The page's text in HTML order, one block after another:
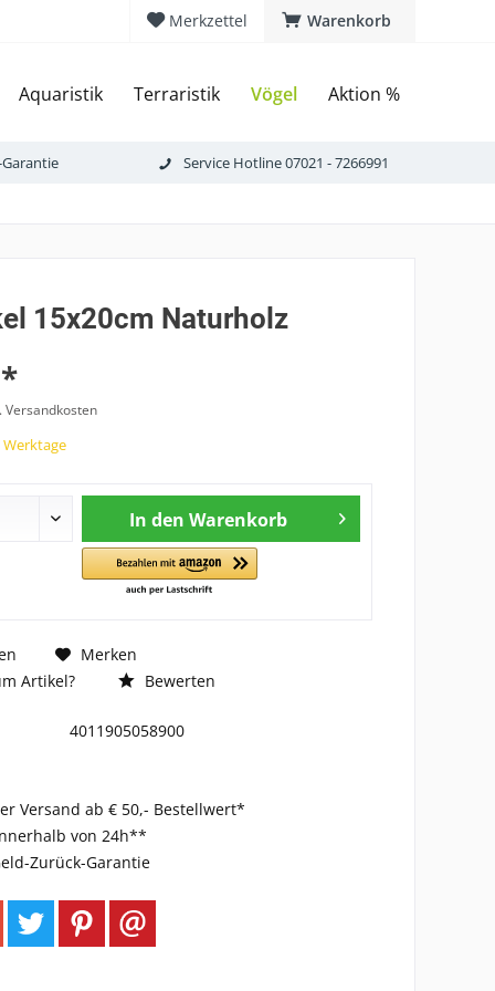
Warenkorb
Merkzettel
Aquaristik Terraristik Vögel Aktion %
Service Hotline 07021 - 7266991
15x20cm Naturholz
Versandkosten
In den Warenkorb
Merken
Artikel?
Bewerten
4011905058900
Versand ab € 50,- Bestellwert*
von 24h**
Zurück-Garantie